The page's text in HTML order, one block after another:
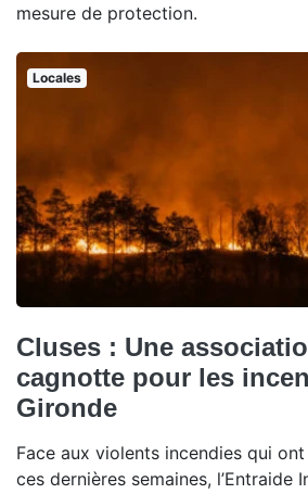
mesure de protection.
Locales
Cluses : Une
cagnotte pour les
Gironde
Face aux violents incendies qui
ces dernières semaines, l’Entraide